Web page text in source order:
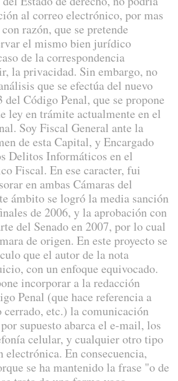
al correo electrónico, por mas
razón, que se pretende
el mismo bien jurídico
de la correspondencia
la privacidad. Sin embargo, no
que se efectúa del nuevo
Código Penal, que se propone
ley en trámite actualmente en el
Soy Fiscal General ante la
de esta Capital, y Encargado
Delitos Informáticos en el
Fiscal. En ese caracter, fui
en ambas Cámaras del
ámbito se logró la media sanción
de 2006, y la aprobación con
del Senado en 2007, por lo cual
de origen. En este proyecto se
que el autor de la nota
con un enfoque equivocado.
incorporar a la redacción
Penal (que hace referencia a
cerrado, etc.) la comunicación
supuesto abarca el e-mail, los
celular, y cualquier otro tipo
electrónica. En consecuencia,
se ha mantenido la frase "o de